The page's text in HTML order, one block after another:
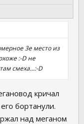
3е место из
:-D не
смеха...:-D
кричал
бортанули.
над меганом